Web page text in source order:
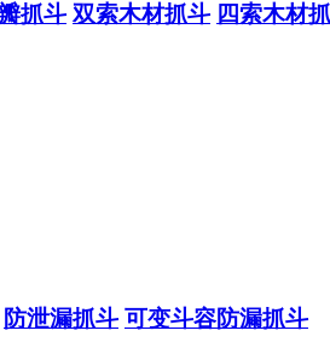
抓斗 双索木材抓斗 四索木材
防泄漏抓斗 可变斗容防漏抓斗